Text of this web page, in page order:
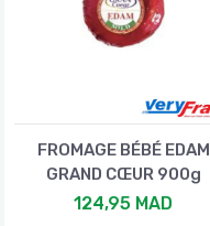
FROMAGE BÉBÉ EDAM
GRAND CŒUR 900g
124,95 MAD